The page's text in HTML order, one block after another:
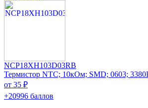
NCP18XH103D03RB
Термистор NTC; 10кОм; SMD; 0603;
от 35 ₽
+20996 баллов